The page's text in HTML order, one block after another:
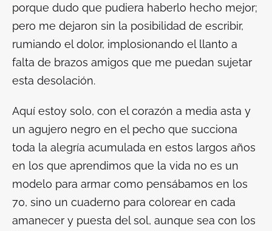
porque dudo que pudiera haberlo hecho mejor;
pero me dejaron sin la posibilidad de escribir,
rumiando el dolor, implosionando el llanto a
falta de brazos amigos que me puedan sujetar
esta desolación.
Aquí estoy solo, con el corazón a media asta y
un agujero negro en el pecho que succiona
toda la alegría acumulada en estos largos años
en los que aprendimos que la vida no es un
modelo para armar como pensábamos en los
70, sino un cuaderno para colorear en cada
amanecer y puesta del sol, aunque sea con los